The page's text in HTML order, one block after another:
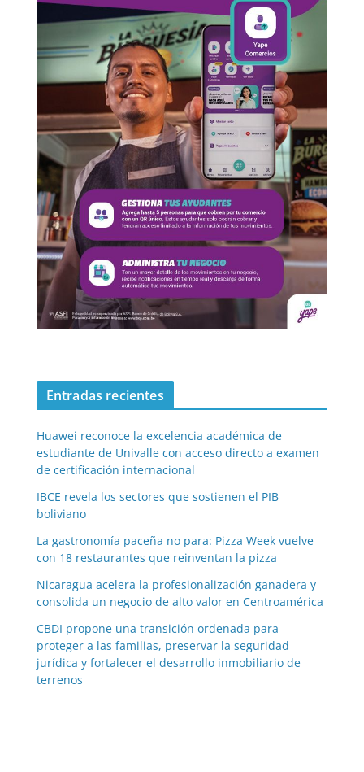
Entradas recientes
Huawei reconoce la excelencia académica de
estudiante de Univalle con acceso directo a examen
de certificación internacional
IBCE revela los sectores que sostienen el PIB
boliviano
La gastronomía paceña no para: Pizza Week vuelve
con 18 restaurantes que reinventan la pizza
Nicaragua acelera la profesionalización ganadera y
consolida un negocio de alto valor en Centroamérica
CBDI propone una transición ordenada para
proteger a las familias, preservar la seguridad
jurídica y fortalecer el desarrollo inmobiliario de
terrenos